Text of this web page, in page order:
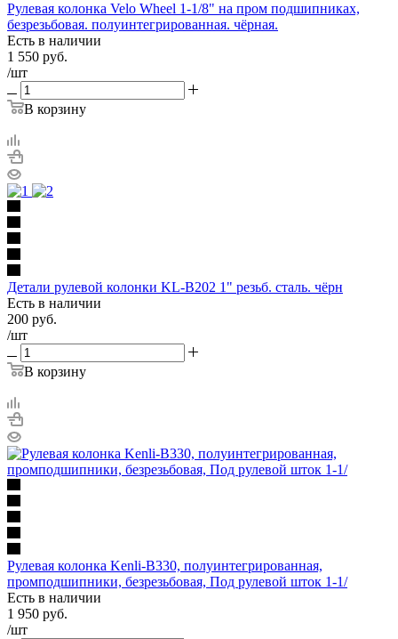
Рулевая колонка Velo Wheel 1-1/8" на пром подшипниках,
безрезьбовая. полуинтегрированная. чёрная.
Есть в наличии
1 550 руб.
/шт
В корзину
Детали рулевой колонки KL-B202 1" резьб. сталь. чёрн
Есть в наличии
200 руб.
/шт
В корзину
Рулевая колонка Kenli-B330, полуинтегрированная,
промподшипники, безрезьбовая, Под рулевой шток 1-1/
Есть в наличии
1 950 руб.
/шт